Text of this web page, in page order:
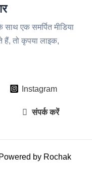
एक समर्पित मीडिया
हैं, तो कृपया लाइक,
Instagram
संपर्क करें
by Rochak